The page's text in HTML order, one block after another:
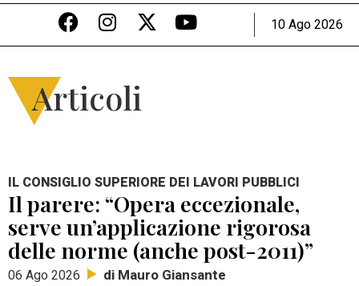
10 Ago 2026
Articoli
IL CONSIGLIO SUPERIORE DEI LAVORI PUBBLICI
Il parere: “Opera eccezionale,
serve un’applicazione rigorosa
delle norme (anche post-2011)”
06 Ago 2026 di Mauro Giansante